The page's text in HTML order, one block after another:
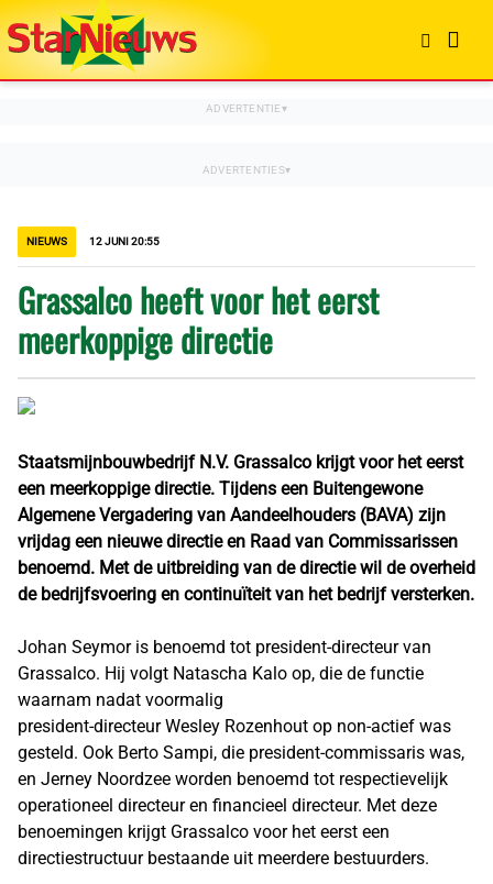
NIEUWS 12 JUNI 20:55
Grassalco heeft voor het eerst
meerkoppige directie
Staatsmijnbouwbedrijf N.V. Grassalco krijgt voor het eerst
een meerkoppige directie. Tijdens een Buitengewone
Algemene Vergadering van Aandeelhouders (BAVA) zijn
vrijdag een nieuwe directie en Raad van Commissarissen
benoemd. Met de uitbreiding van de directie wil de overheid
de bedrijfsvoering en continuïteit van het bedrijf versterken.
Johan Seymor is benoemd tot president-directeur van
Grassalco. Hij volgt Natascha Kalo op, die de functie
waarnam nadat voormalig
president-directeur Wesley Rozenhout op non-actief was
gesteld. Ook Berto Sampi, die president-commissaris was,
en Jerney Noordzee worden benoemd tot respectievelijk
operationeel directeur en financieel directeur. Met deze
benoemingen krijgt Grassalco voor het eerst een
directiestructuur bestaande uit meerdere bestuurders.